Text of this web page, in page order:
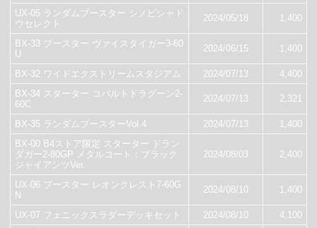
UX-05 ランダムブースター シノビシャド
ウセレクト
2024/05/18 1,400
BX-33 ブースター ヴァイスタイガー3-60
U
2024/06/15 1,400
BX-32 ワイドエクストリームスタジアム 2024/07/13
4,400
BX-34 スターター コバルトドラグーン2-
60C
2024/07/13 2,321
BX-35 ランダムブースターVol.4 2024/07/13
1,400
BX-00 B4ストア限定 スターター ドラン
ダガー2-80GP メタルコート：ブラック
ジャイアンツVer.
2024/08/03 2,400
UX-06 ブースター レオンクレスト7-60G
N
2024/08/10 1,400
UX-07 フェニックスラダーデッキセット 2024/08/10
4,100